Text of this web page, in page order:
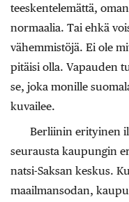
teeskentelemättä,
normaalia. Tai ehkä
vähemmistöjä. Ei ole
pitäisi olla. Vapauden
se, joka monille
kuvailee.
Berliinin erityinen
seurausta kaupungin
natsi-Saksan keskus.
maailmansodan,